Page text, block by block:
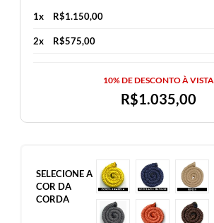
1x R$1.150,00
2x R$575,00
10% DE DESCONTO À VISTA
R$1.035,00
SELECIONE A
COR DA
CORDA